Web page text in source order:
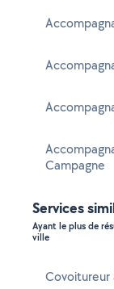
Campagne
Services
Ayant le plus de
ville
Covoitureur